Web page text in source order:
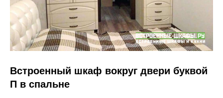
Встроенный шкаф вокруг двери буквой
П в спальне